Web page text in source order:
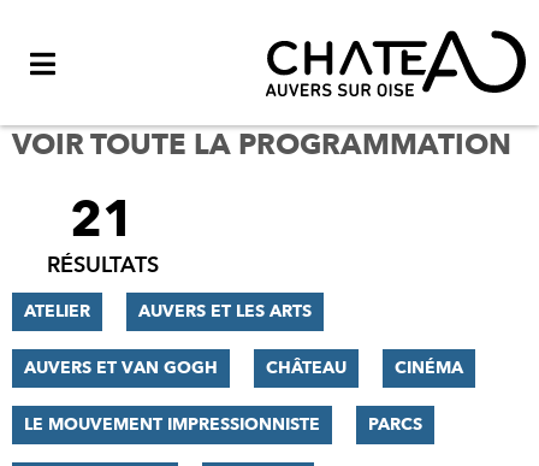
VOIR TOUTE LA PROGRAMMATION
FILTRER
RÉSULTATS
21
RÉSULTATS
ATELIER AUVERS ET LES ARTS
AUVERS ET VAN GOGH CHÂTEAU CINÉMA
LE MOUVEMENT IMPRESSIONNISTE PARCS